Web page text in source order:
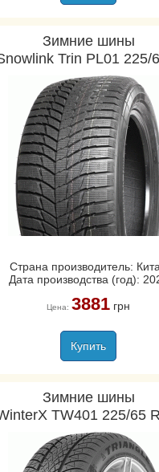
Зимние шины
Trin PL01 225/
Страна производитель:
Дата производства (год):
Цена: 3881грн
Купить
Зимние шины
TW401 225/65